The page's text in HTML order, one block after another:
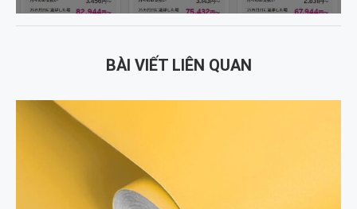
BÀI VIẾT LIÊN QUAN